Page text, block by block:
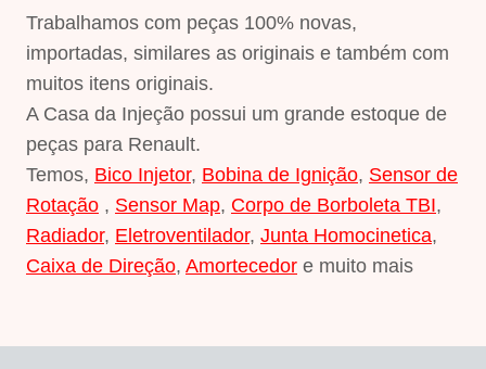
Trabalhamos com peças 100% novas,
importadas, similares as originais e também com
muitos itens originais.
A Casa da Injeção possui um grande estoque de
peças para Renault.
Temos, Bico Injetor, Bobina de Ignição, Sensor de
Rotação , Sensor Map, Corpo de Borboleta TBI,
Radiador, Eletroventilador, Junta Homocinetica,
Caixa de Direção, Amortecedor e muito mais